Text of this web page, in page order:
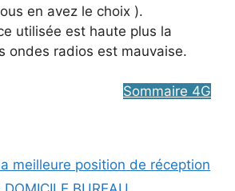
en avez le choix ).
utilisée est haute plus la
ondes radios est mauvaise.
Sommaire 4G
meilleure position de réception